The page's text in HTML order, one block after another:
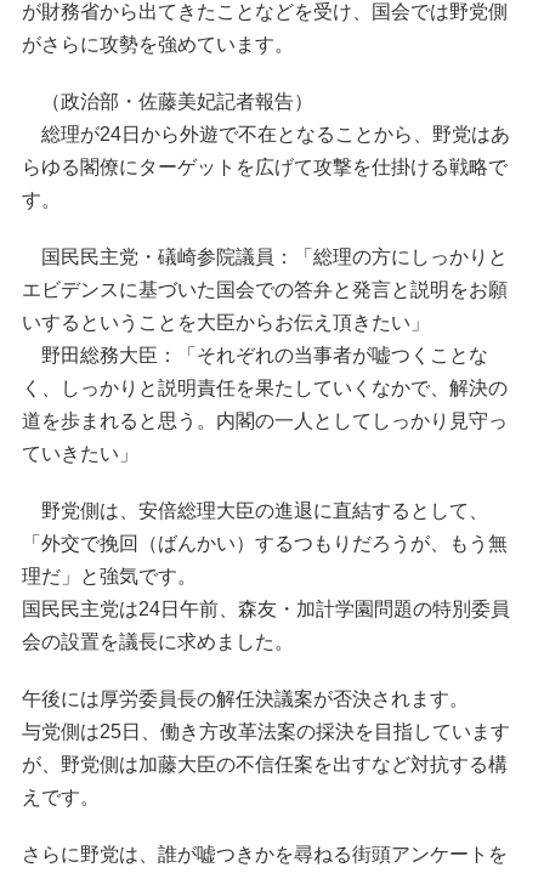
が財務省から出てきたことなどを受け、国会では野党側
がさらに攻勢を強めています。
（政治部・佐藤美妃記者報告）
総理が24日から外遊で不在となることから、野党はあ
らゆる閣僚にターゲットを広げて攻撃を仕掛ける戦略で
す。
国民民主党・礒崎参院議員：「総理の方にしっかりと
エビデンスに基づいた国会での答弁と発言と説明をお願
いするということを大臣からお伝え頂きたい」
野田総務大臣：「それぞれの当事者が嘘つくことな
く、しっかりと説明責任を果たしていくなかで、解決の
道を歩まれると思う。内閣の一人としてしっかり見守っ
ていきたい」
野党側は、安倍総理大臣の進退に直結するとして、
「外交で挽回（ばんかい）するつもりだろうが、もう無
理だ」と強気です。
国民民主党は24日午前、森友・加計学園問題の特別委員
会の設置を議長に求めました。
午後には厚労委員長の解任決議案が否決されます。
与党側は25日、働き方改革法案の採決を目指しています
が、野党側は加藤大臣の不信任案を出すなど対抗する構
えです。
さらに野党は、誰が嘘つきかを尋ねる街頭アンケートを